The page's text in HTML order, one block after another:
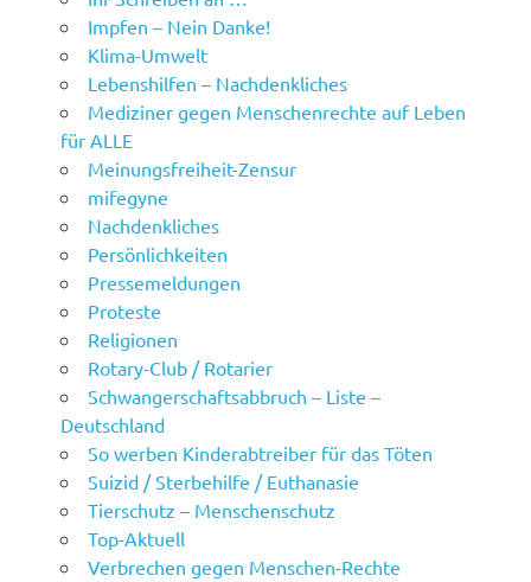
Impfen – Nein Danke!
Klima-Umwelt
Lebenshilfen – Nachdenkliches
Mediziner gegen Menschenrechte auf Leben
für ALLE
Meinungsfreiheit-Zensur
mifegyne
Nachdenkliches
Persönlichkeiten
Pressemeldungen
Proteste
Religionen
Rotary-Club / Rotarier
Schwangerschaftsabbruch – Liste –
Deutschland
So werben Kinderabtreiber für das Töten
Suizid / Sterbehilfe / Euthanasie
Tierschutz – Menschenschutz
Top-Aktuell
Verbrechen gegen Menschen-Rechte